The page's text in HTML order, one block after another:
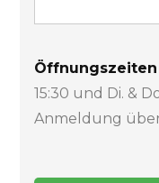
15:30 und Di. &
Anmeldung